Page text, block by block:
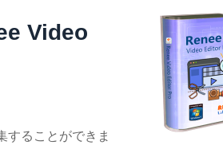
Video
することができま